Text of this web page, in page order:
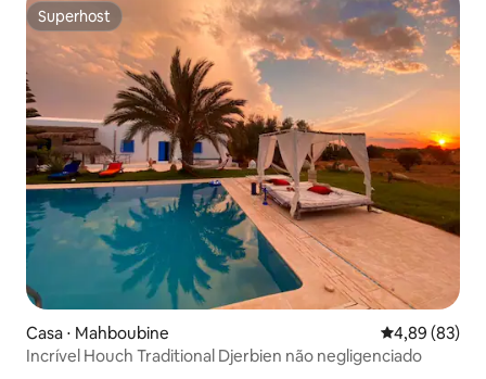
Superhost
Superhost
Casa ⋅ Mahboubine 4,89 de uma
4,89 (83)
Incrível Houch Traditional Djerbien não negligenciado